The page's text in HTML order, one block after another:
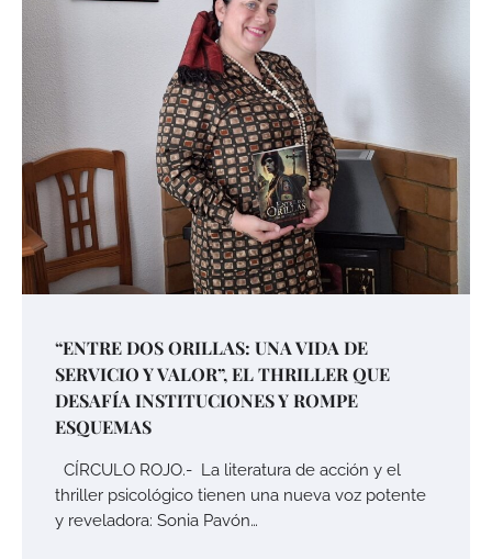
“ENTRE DOS ORILLAS: UNA VIDA DE
SERVICIO Y VALOR”, EL THRILLER QUE
DESAFÍA INSTITUCIONES Y ROMPE
ESQUEMAS
CÍRCULO ROJO.- La literatura de acción y el
thriller psicológico tienen una nueva voz potente
y reveladora: Sonia Pavón…